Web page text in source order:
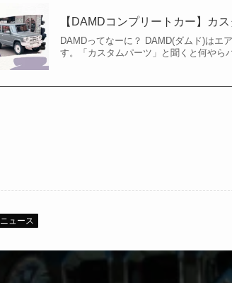
【DAMDコンプリートカー】カ
DAMDってなーに？ DAMD(ダムド)はエ
す。「カスタムパーツ」と聞くと何やら
ニュース